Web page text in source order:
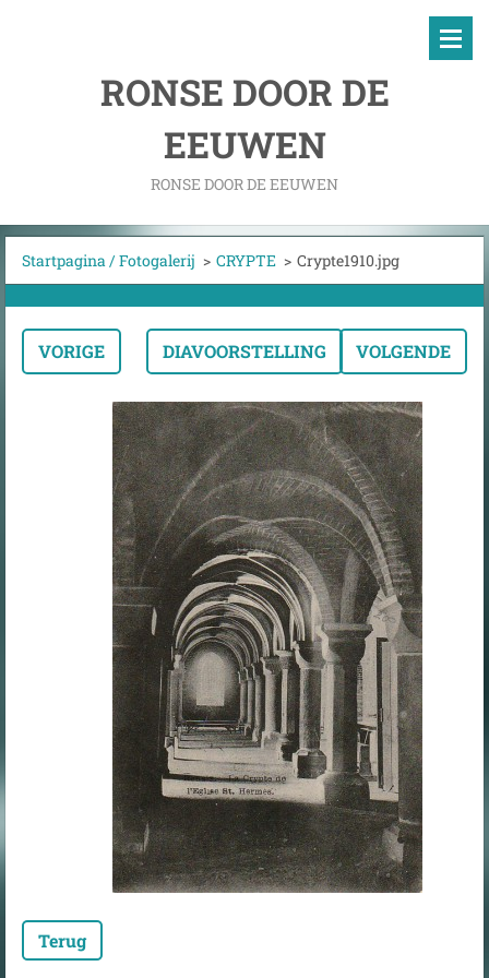
RONSE DOOR DE
EEUWEN
RONSE DOOR DE EEUWEN
Startpagina / Fotogalerij > CRYPTE > Crypte1910.jpg
VORIGE DIAVOORSTELLING VOLGENDE
Terug